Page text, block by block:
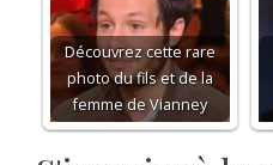
Découvrez cette rare
photo du fils et de la
femme de Vianney